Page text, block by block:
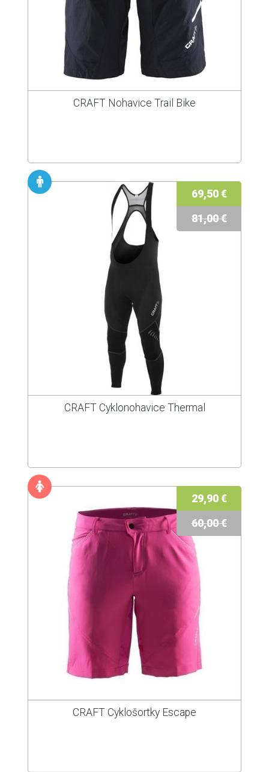
CRAFT Nohavice Trail Bike
69,50 €
81,00 €
CRAFT Cyklonohavice Thermal
29,90 €
60,00 €
CRAFT Cyklošortky Escape